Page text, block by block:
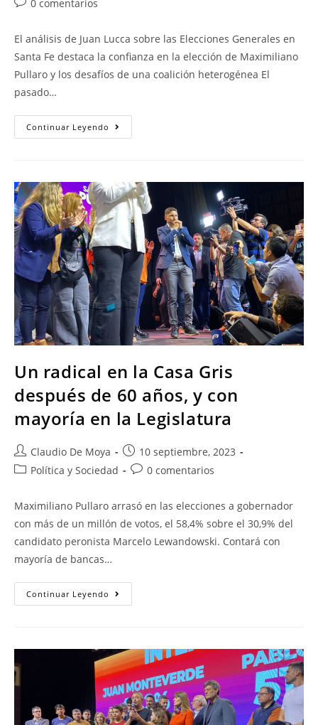
0 comentarios
El análisis de Juan Lucca sobre las Elecciones Generales en
Santa Fe destaca la confianza en la elección de Maximiliano
Pullaro y los desafíos de una coalición heterogénea El
pasado…
Continuar Leyendo
Un radical en la Casa Gris
después de 60 años, y con
mayoría en la Legislatura
Claudio De Moya
10 septiembre, 2023
Política y Sociedad
0 comentarios
Maximiliano Pullaro arrasó en las elecciones a gobernador
con más de un millón de votos, el 58,4% sobre el 30,9% del
candidato peronista Marcelo Lewandowski. Contará con
mayoría de bancas…
Continuar Leyendo